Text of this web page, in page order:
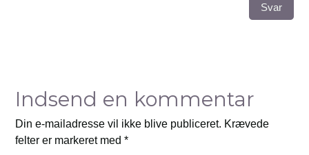
Svar
Indsend en kommentar
Din e-mailadresse vil ikke blive publiceret. Krævede
felter er markeret med*